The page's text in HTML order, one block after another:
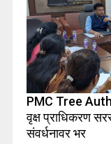
PMC Tree
वृक्ष प्राधिकरण
संवर्धनावर भर